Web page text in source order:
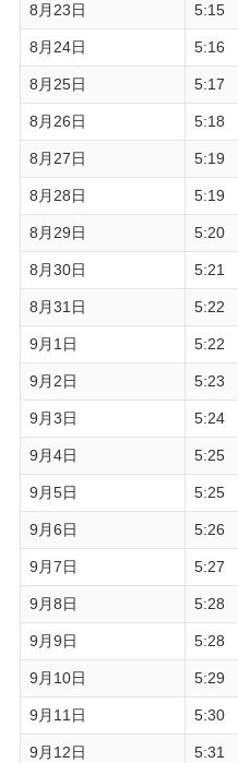
8月23日 5:15
8月24日 5:16
8月25日 5:17
8月26日 5:18
8月27日 5:19
8月28日 5:19
8月29日 5:20
8月30日 5:21
8月31日 5:22
9月1日 5:22
9月2日 5:23
9月3日 5:24
9月4日 5:25
9月5日 5:25
9月6日 5:26
9月7日 5:27
9月8日 5:28
9月9日 5:28
9月10日 5:29
9月11日 5:30
9月12日 5:31